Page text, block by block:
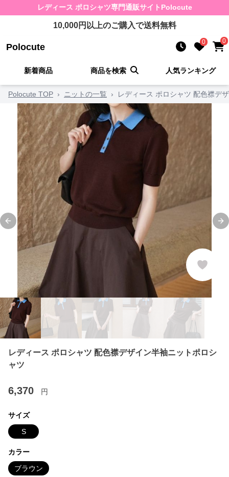
レディース ポロシャツ専門通販サイト Polocute
10,000円以上のご購入で送料無料
Polocute 0 0
新着商品 商品を検索 人気ランキング
Polocute TOP › ニットの一覧 › レディース ポロシャツ 配色襟デ
Previous slide
レディース ポロシャツ 配色襟デザイン半袖ニットポロシ
ャツ
6,370 円
サイズ
S
カラー
ブラウン